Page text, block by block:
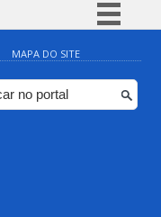
Simplifique!
Comunica BR
Participe
MAPA DO SITE